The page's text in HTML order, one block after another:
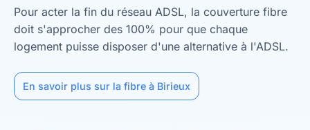
Pour acter la fin du réseau ADSL, la couverture fibre
doit s'approcher des 100% pour que chaque
logement puisse disposer d'une alternative à l'ADSL.
En savoir plus sur la fibre à Birieux